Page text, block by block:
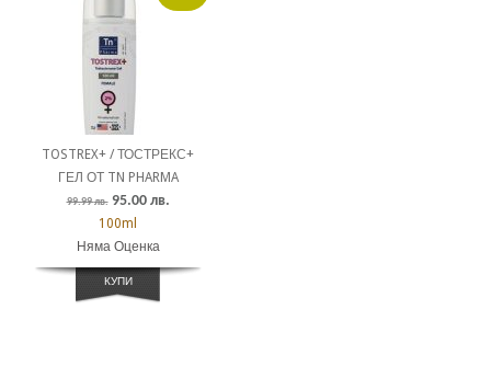
TOSTREX+ / ТОСТРЕКС+
ГЕЛ ОТ TN PHARMA
99.99лв. 95.00 лв.
100ml
Няма Оценка
КУПИ